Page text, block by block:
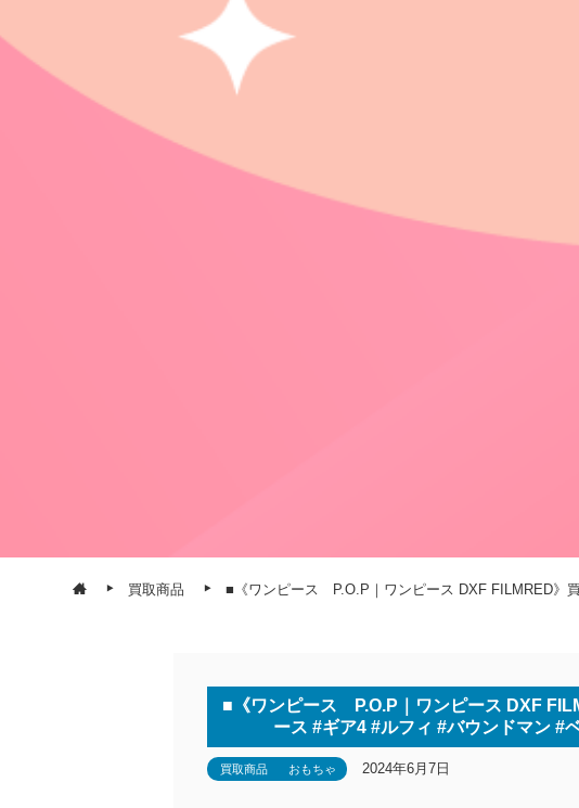
買取商品 ■《ワンピース P.O.P｜ワンピース DXF FILMRED》
■《ワンピース P.O.P｜ワンピース DXF
ース #ギア4 #ルフィ #バウンドマン #
買取商品 おもちゃ 2024年6月7日